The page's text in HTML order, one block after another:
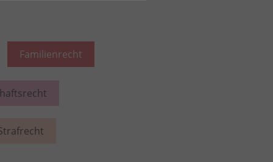
Familienrecht